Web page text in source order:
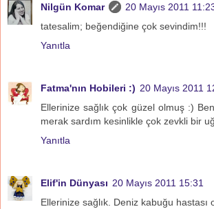
Nilgün Komar
20 Mayıs 2011
tatesalim; beğendiğine çok sevindim!!!
Yanıtla
Fatma'nın Hobileri :) 20 Mayıs 2011
Ellerinize sağlık çok güzel olmuş :)
merak sardım kesinlikle çok zevkli bir
Yanıtla
Elif'in Dünyası 20 Mayıs 2011 15:31
Ellerinize sağlık. Deniz kabuğu hastası